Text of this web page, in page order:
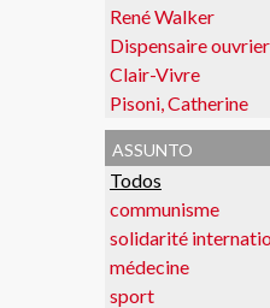
René Walker
Dispensaire
Clair-Vivre
Pisoni, Catherine
assunto
Todos
communisme
solidarité
médecine
sport